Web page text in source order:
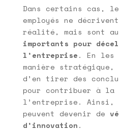
Dans certains cas,
employés ne
réalité, mais sont
importants pour
l’entreprise. En les
manière
d’en tirer des
pour contribuer à la
l’entreprise. Ainsi,
peuvent devenir de
d’innovation.